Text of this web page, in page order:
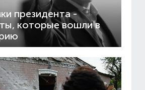
президента -
которые вошли в